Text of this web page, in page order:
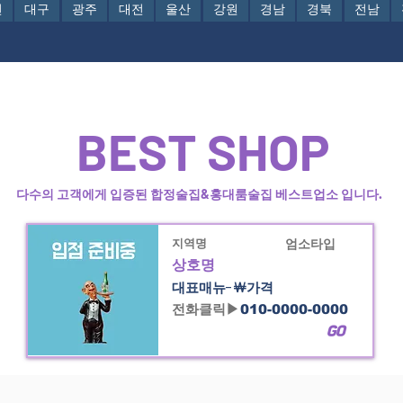
대구 광주 대전 울산 강원 경남 경북 전남
BEST SHOP
다수의 고객에게 입증된 합정술집&홍대룸술집 베스트업소 입니다.
지역명 엄소타입
상호명
대표매뉴-￦가격
전화클릭▶010-0000-0000
GO